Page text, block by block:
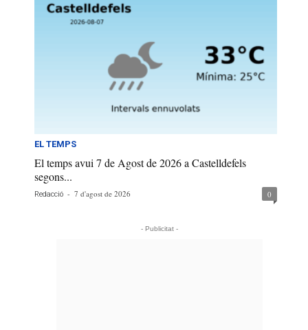
EL TEMPS
El temps avui 7 de Agost de 2026 a Castelldefels
segons...
Redacció - 7 d'agost de 2026 0
- Publicitat -